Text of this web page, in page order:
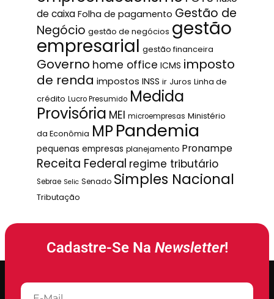
de caixa Folha de pagamento Gestão de
Negócio gestão de negócios gestão
empresarial gestão financeira
Governo home office ICMS imposto
de renda impostos INSS ir Juros Linha de
crédito Lucro Presumido Medida
Provisória MEI microempresas Ministério
da Econômia MPPandemia
pequenas empresas planejamento Pronampe
Receita Federal regime tributário
Sebrae Selic Senado Simples Nacional
Tributação
Cadastre-Se Na Newsletter!